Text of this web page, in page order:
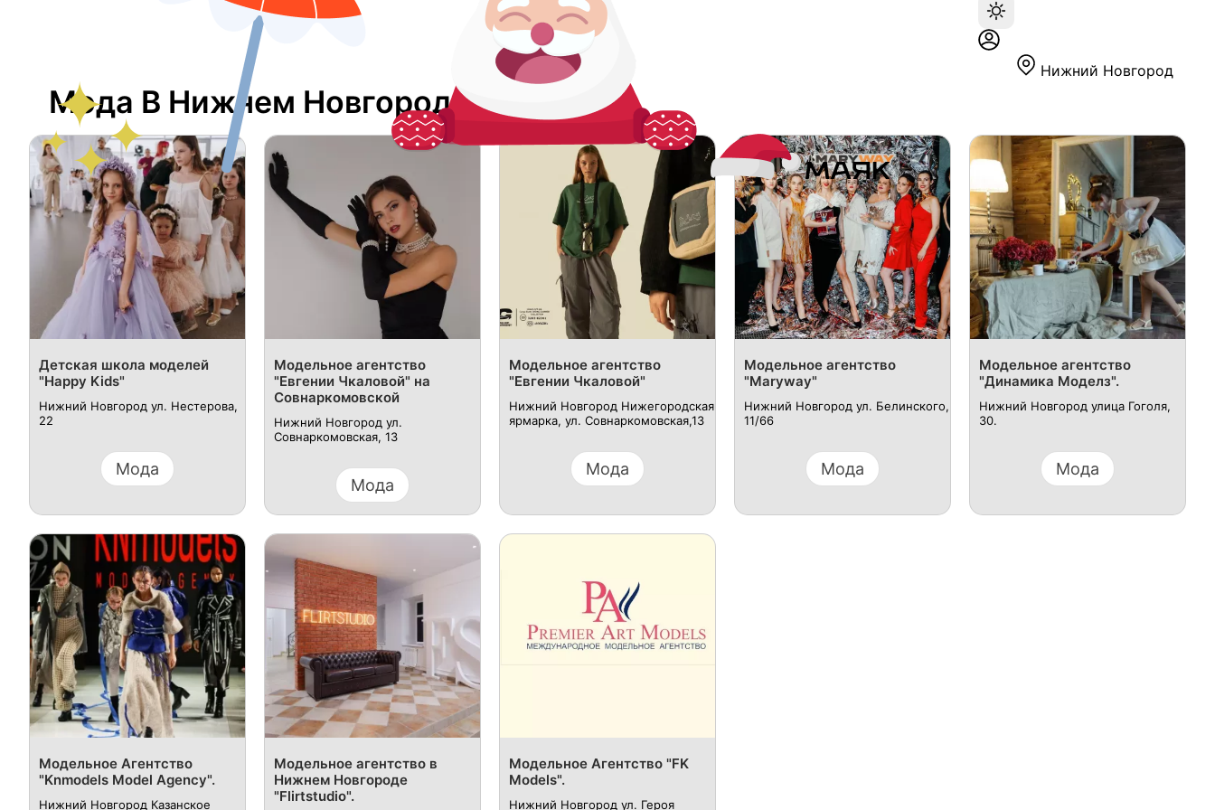
Нижний Новгород
Мода В Нижнем Новгороде
Детская школа моделей
"Happy Kids"
Нижний Новгород ул. Нестерова,
22
Мода
Модельное агентство
"Евгении Чкаловой" на
Совнаркомовской
Нижний Новгород ул.
Совнаркомовская, 13
Мода
Модельное агентство
"Евгении Чкаловой"
Нижний Новгород Нижегородская
ярмарка, ул. Совнаркомовская,13
Мода
Модельное агентство
"Maryway"
Нижний Новгород ул. Белинского,
11/66
Мода
Модельное агентство
"Динамика Моделз".
Нижний Новгород улица Гоголя,
30.
Мода
Модельное Агентство
"Knmodels Model Agency".
Нижний Новгород Казанское
Модельное агентство в
Нижнем Новгороде
"Flirtstudio".
Модельное Агентство "FK
Models".
Нижний Новгород ул. Героя